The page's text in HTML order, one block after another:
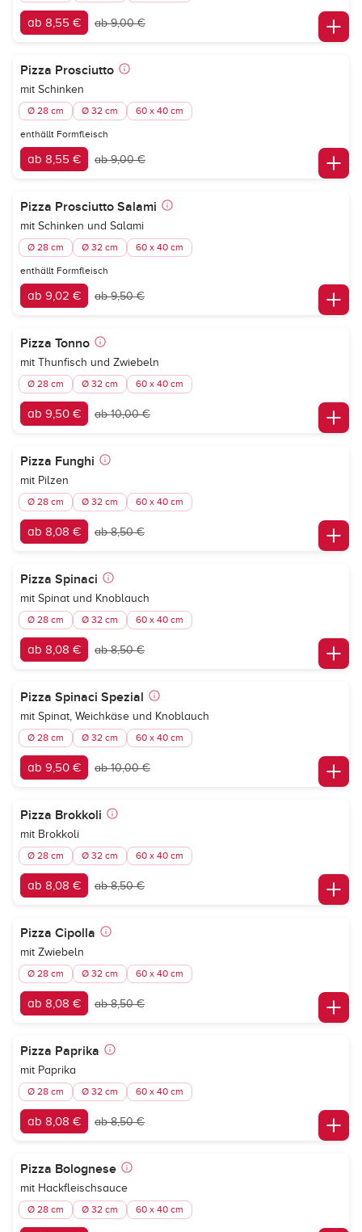
ab 8,55 € ab 9,00 €
Pizza Prosciutto
mit Schinken
Ø 28 cm Ø 32 cm 60 x 40 cm
enthällt Formfleisch
ab 8,55 € ab 9,00 €
Pizza Prosciutto Salami
mit Schinken und Salami
Ø 28 cm Ø 32 cm 60 x 40 cm
enthällt Formfleisch
ab 9,02 € ab 9,50 €
Pizza Tonno
mit Thunfisch und Zwiebeln
Ø 28 cm Ø 32 cm 60 x 40 cm
ab 9,50 € ab 10,00 €
Pizza Funghi
mit Pilzen
Ø 28 cm Ø 32 cm 60 x 40 cm
ab 8,08 € ab 8,50 €
Pizza Spinaci
mit Spinat und Knoblauch
Ø 28 cm Ø 32 cm 60 x 40 cm
ab 8,08 € ab 8,50 €
Pizza Spinaci Spezial
mit Spinat, Weichkäse und Knoblauch
Ø 28 cm Ø 32 cm 60 x 40 cm
ab 9,50 € ab 10,00 €
Pizza Brokkoli
mit Brokkoli
Ø 28 cm Ø 32 cm 60 x 40 cm
ab 8,08 € ab 8,50 €
Pizza Cipolla
mit Zwiebeln
Ø 28 cm Ø 32 cm 60 x 40 cm
ab 8,08 € ab 8,50 €
Pizza Paprika
mit Paprika
Ø 28 cm Ø 32 cm 60 x 40 cm
ab 8,08 € ab 8,50 €
Pizza Bolognese
mit Hackfleischsauce
Ø 28 cm Ø 32 cm 60 x 40 cm